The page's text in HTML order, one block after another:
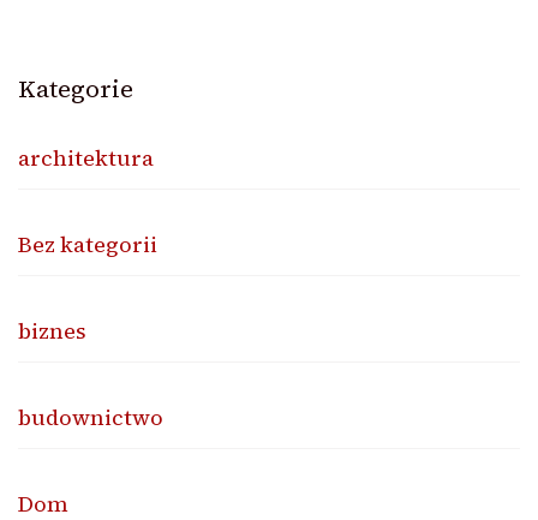
Kategorie
architektura
Bez kategorii
biznes
budownictwo
Dom